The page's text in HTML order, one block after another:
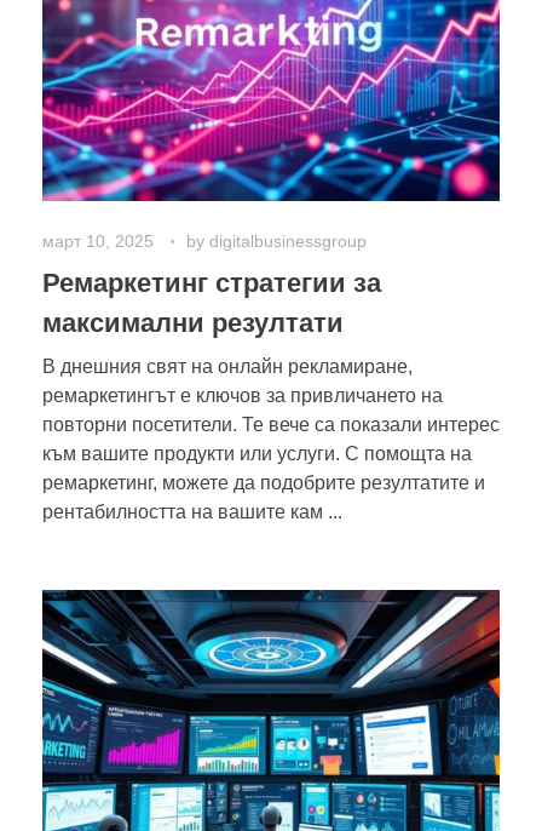
март 10, 2025 by digitalbusinessgroup
Ремаркетинг стратегии за
максимални резултати
В днешния свят на онлайн рекламиране,
ремаркетингът е ключов за привличането на
повторни посетители. Те вече са показали интерес
към вашите продукти или услуги. С помощта на
ремаркетинг, можете да подобрите резултатите и
рентабилността на вашите кам ...